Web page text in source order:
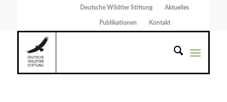
Deutsche Wildtier Stiftung Aktuelles
Publikationen Kontakt